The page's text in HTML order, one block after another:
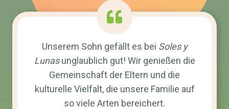
Unserem Sohn gefällt es bei Soles y
Lunasunglaublich gut! Wir genießen die
Gemeinschaft der Eltern und die
kulturelle Vielfalt, die unsere Familie auf
so viele Arten bereichert.